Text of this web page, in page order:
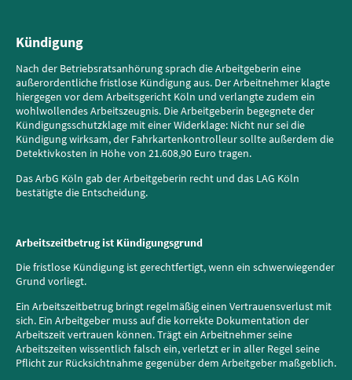
Kündigung
Nach der Betriebsratsanhörung sprach die Arbeitgeberin eine
außerordentliche fristlose Kündigung aus. Der Arbeitnehmer klagte
hiergegen vor dem Arbeitsgericht Köln und verlangte zudem ein
wohlwollendes Arbeitszeugnis. Die Arbeitgeberin begegnete der
Kündigungsschutzklage mit einer Widerklage: Nicht nur sei die
Kündigung wirksam, der Fahrkartenkontrolleur sollte außerdem die
Detektivkosten in Höhe von 21.608,90 Euro tragen.
Das ArbG Köln gab der Arbeitgeberin recht und das LAG Köln
bestätigte die Entscheidung.
Arbeitszeitbetrug ist Kündigungsgrund
Die fristlose Kündigung ist gerechtfertigt, wenn ein schwerwiegender
Grund vorliegt.
Ein Arbeitszeitbetrug bringt regelmäßig einen Vertrauensverlust mit
sich. Ein Arbeitgeber muss auf die korrekte Dokumentation der
Arbeitszeit vertrauen können. Trägt ein Arbeitnehmer seine
Arbeitszeiten wissentlich falsch ein, verletzt er in aller Regel seine
Pflicht zur Rücksichtnahme gegenüber dem Arbeitgeber maßgeblich.